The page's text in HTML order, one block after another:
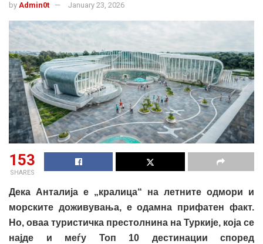
by Admin0t January 23, 2026
153
SHARES
Дека Анталија е „кралица“ на летните одмори и
морските доживувања, е одамна прифатен факт.
Но, оваа туристичка престолнина на Туркије, која се
најде и меѓу Топ 10 дестинации според